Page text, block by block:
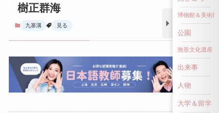
前へ戻る
博物館＆美術館
公園
無形文化遺産
出来事
人物
大学＆留学